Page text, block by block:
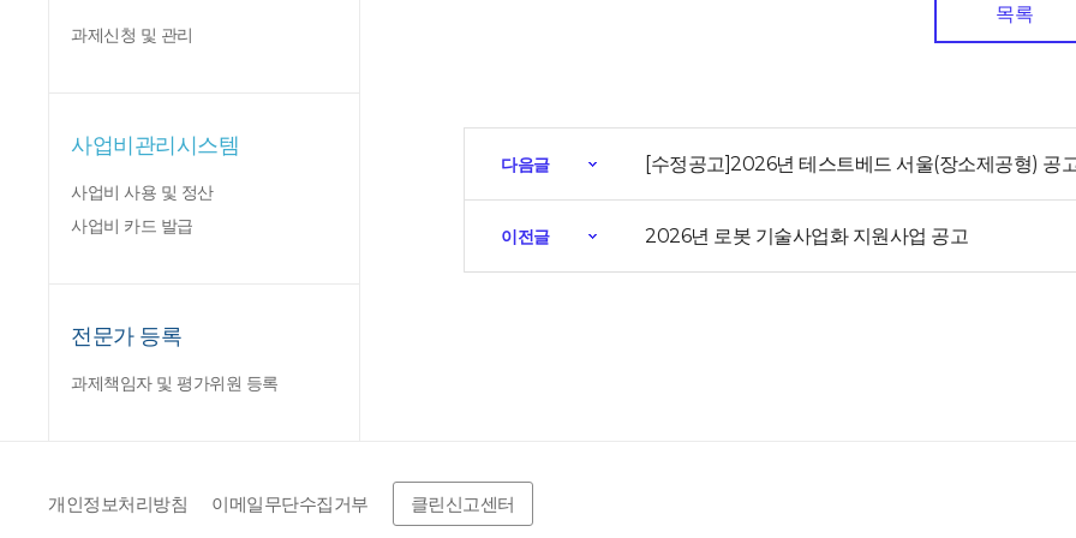
과제신청 및 관리
사업비관리시스템
사업비 사용 및 정산
사업비 카드 발급
전문가 등록
과제책임자 및 평가위원 등록
목록
다음글 [수정공고]2026년 테스트베드 서울(장소제공형) 공
이전글 2026년 로봇 기술사업화 지원사업 공고
개인정보처리방침 이메일무단수집거부 클린신고센터